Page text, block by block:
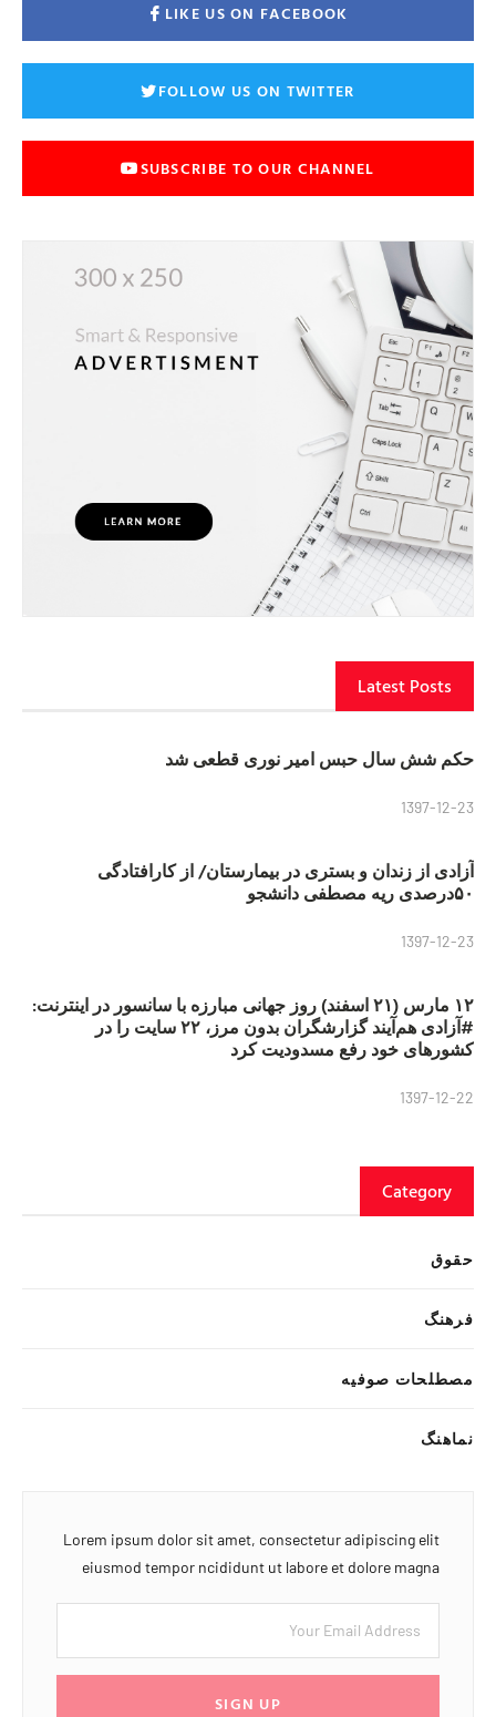
LIKE US ON FACEBOOK
FOLLOW US ON TWITTER
SUBSCRIBE TO OUR CHANNEL
Latest Posts
حکم شش سال حبس امیر نوری قطعی شد
1397-12-23
آزادی از زندان و بستری در بیمارستان/ از کارافتادگی
۵۰درصدی ریه مصطفی دانشجو
1397-12-23
۱۲ مارس (۲۱ اسفند) روز جهانی مبارزه با سانسور در اینترنت:
#آزادی هم‌آیند گزارشگران‌ بدون مرز، ۲۲ سایت را در
کشورهای خود رفع مسدودیت کرد
1397-12-22
Category
حقوق
فرهنگ
مصطلحات صوفیه
نماهنگ
Lorem ipsum dolor sit amet, consectetur adipiscing elit
eiusmod tempor ncididunt ut labore et dolore magna
SIGN UP